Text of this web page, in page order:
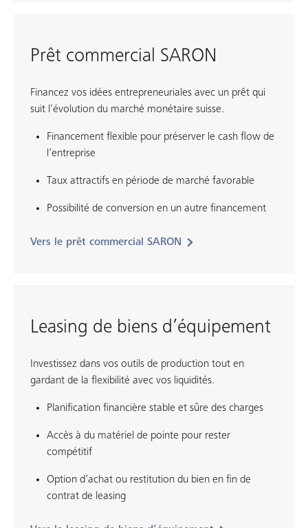
Prêt commercial SARON
Financez vos idées entrepreneuriales avec un prêt qui
suit l’évolution du marché monétaire suisse.
Financement flexible pour préserver le cash flow de
l’entreprise
Taux attractifs en période de marché favorable
Possibilité de conversion en un autre financement
Vers le prêt commercial SARON
Leasing de biens d’équipement
Investissez dans vos outils de production tout en
gardant de la flexibilité avec vos liquidités.
Planification financière stable et sûre des charges
Accès à du matériel de pointe pour rester
compétitif
Option d’achat ou restitution du bien en fin de
contrat de leasing